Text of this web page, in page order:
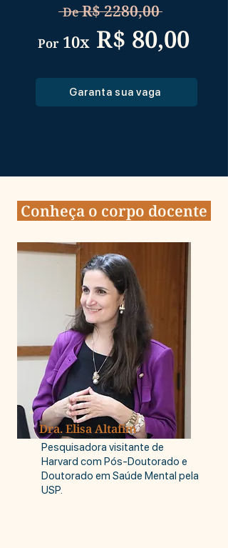
DeR$ 2280,00
Por 10x R$ 80,00
Garanta sua vaga
Conheça o corpo docente
Dra. Elisa Altafim
Pesquisadora visitante de
Harvard com Pós-Doutorado e
Doutorado em Saúde Mental pela
USP.